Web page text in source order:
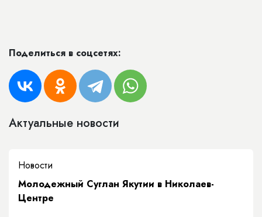
Поделиться в соцсетях:
Актуальные новости
Новости
Молодежный Суглан Якутии в Николаев-
Центре